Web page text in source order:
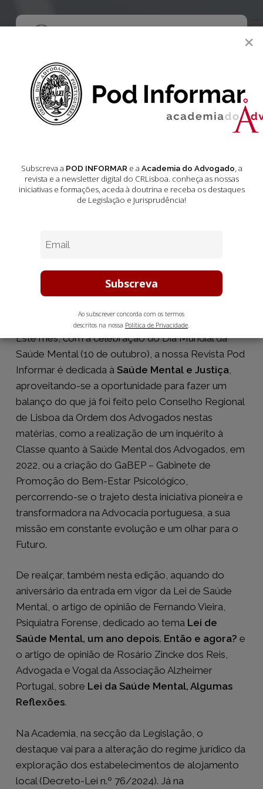
main
Menu
Editorial
SAÚDE MENTAL E
JUSTIÇA – UM
BALANÇO
Este mês, com a celebração do Dia Mundial da
Saúde Mental (10 de outubro), a nossa Revista Pod
Informar é dedicada à Saúde Mental e Justiça,
aproveitando-se a oportunidade para fazer um
balanço do que já foi feito pelo Conselho Regional
de Lisboa da Ordem dos Advogados nestas
matérias, como a realização de um inquérito à
Classe quanto à Saúde Mental dos Advogados, em
2022, ou a criação do GaBEP – Gabinete de
Promoção do Bem-Estar Psicológico,
percorrendo-se o trajeto desta iniciativa pioneira e
transformadora na Advocacia portuguesa, a sua
missão em constante evolução e um olhar para o
Futuro.
De realçar, também nesta edição, aquando do
aniversário da entrada em vigor da Lei de Saúde
Mental, o artigo de opinião de Fernando Vieira,
Psiquiatra Forense, dedicado ao tema Lei de
Saúde Mental, um ano depois. Então e agora? e
o artigo de opinião de Rosário Zincke dos Reis,
Advogada e Vogal da Associação Alzheimer
Portugal, sobre Lei da Saúde Mental, Algumas
Reflexões.
Na Academia, na secção da Legislação, o
destaque vai para a alteração do regime jurídico da
exploração dos estabelecimentos de alojamento
local (Decreto-Lei n.º 76/2024). Já na
×
Subscreva a POD INFORMARe a Academia do Advogado, a
revista e a newsletter digital do CRLisboa. conheça as nossas
iniciativas e formações, aceda à doutrina e receba os destaques
de Legislação e Jurisprudência!
Ao subscrever concorda com os termos
descritos na nossa Política de Privacidade.